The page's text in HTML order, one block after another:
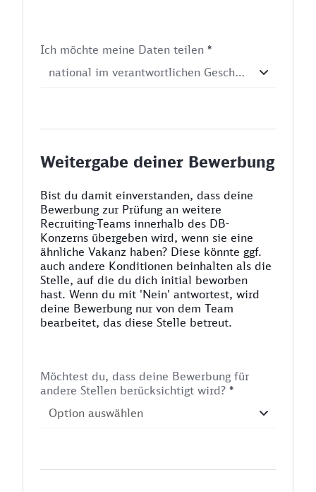
Ich möchte meine Daten teilen *
Weitergabe deiner Bewerbung
Bist du damit einverstanden, dass deine
Bewerbung zur Prüfung an weitere
Recruiting-Teams innerhalb des DB-
Konzerns übergeben wird, wenn sie eine
ähnliche Vakanz haben? Diese könnte ggf.
auch andere Konditionen beinhalten als die
Stelle, auf die du dich initial beworben
hast. Wenn du mit 'Nein' antwortest, wird
deine Bewerbung nur von dem Team
bearbeitet, das diese Stelle betreut.
Möchtest du, dass deine Bewerbung für
andere Stellen berücksichtigt wird? *